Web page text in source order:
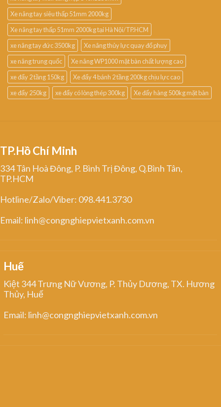
Xe nâng tay siêu thấp 51mm 2000kg
Xe nâng tay thấp 51mm 2000kg tại Hà Nội/TP.HCM
xe nâng tay đức 3500kg
Xe nâng thủy lực quay đổ phuy
xe nâng trung quốc
Xe nâng WP1000 mặt bàn chất lượng cao
xe đẩy 2 tầng 150kg
Xe đẩy 4 bánh 2 tầng 200kg chịu lực cao
xe đẩy 250kg
xe đẩy có lòng thép 300kg Xe đẩy hàng 500kg mặt bàn
TP.Hồ Chí Minh
334 Tân Hoà Đông, P. Bình Trị Đông, Q.Bình Tân,
TP.HCM
Hotline/Zalo/Viber: 098.441.3730
Email: linh@congnghiepvietxanh.com.vn
Huế
Kiệt 344 Trưng Nữ Vương, P. Thủy Dương, TX. Hương
Thủy, Huế
Email: linh@congnghiepvietxanh.com.vn